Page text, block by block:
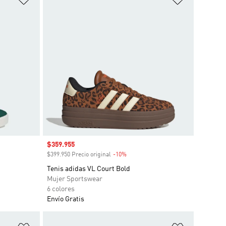
Precio de venta
$359.955
$399.950 Precio original -10%Descuento
Tenis adidas VL Court Bold
Mujer Sportswear
6 colores
Envío Gratis